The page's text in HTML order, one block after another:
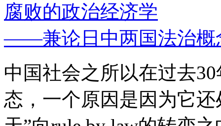
腐败的政治经济学
——兼论日中两国法治概
中国社会之所以在过去
态，一个原因是因为它